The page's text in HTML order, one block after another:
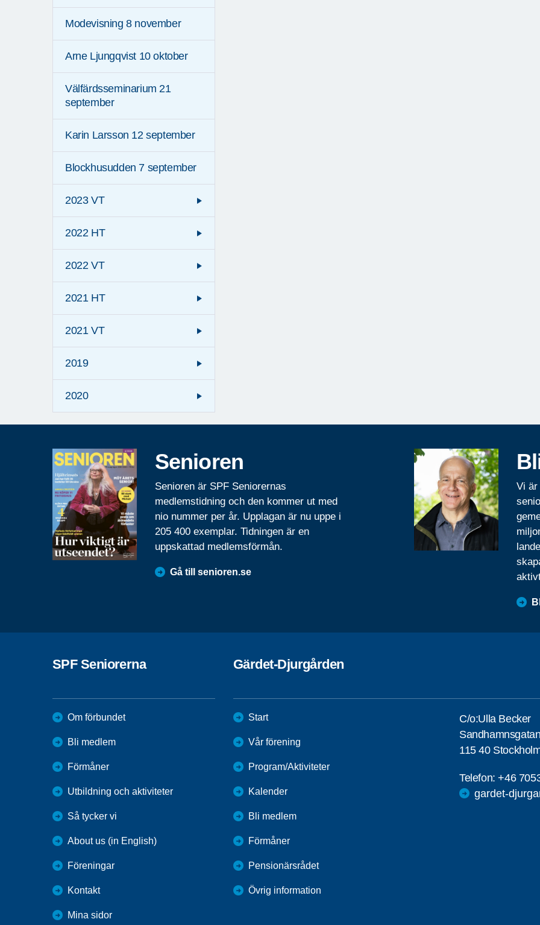
Modevisning 8 november
Arne Ljungqvist 10 oktober
Välfärdsseminarium 21
september
Karin Larsson 12 september
Blockhusudden 7 september
2023 VT
2022 HT
2022 VT
2021 HT
2021 VT
2019
2020
Senioren
Senioren är SPF Seniorernas
medlemstidning och den kommer ut med
nio nummer per år. Upplagan är nu uppe i
205 400 exemplar. Tidningen är en
uppskattad medlemsförmån.
Gå till senioren.se
Vi är
SPF Seniorerna
Om förbundet
Bli medlem
Förmåner
Utbildning och aktiviteter
Så tycker vi
About us (in English)
Föreningar
Kontakt
Mina sidor
Gärdet-Djurgården
Start
Vår förening
Program/Aktiviteter
Kalender
Bli medlem
Förmåner
Pensionärsrådet
Övrig information
C/o:Ulla Becker
115 40
Telefon:+46
gardet-